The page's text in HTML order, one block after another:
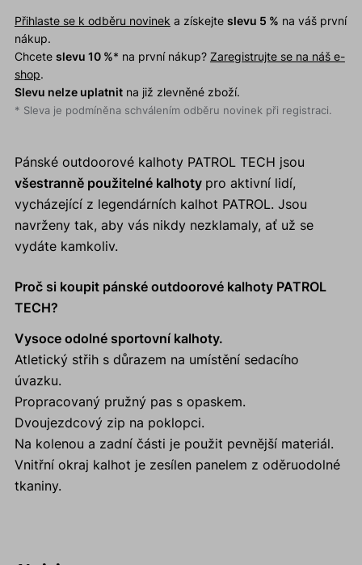
Přihlaste se k odběru novinek a získejte slevu 5 % na váš první
nákup.
Chcete slevu 10 %* na první nákup? Zaregistrujte se na náš e-
shop.
Slevu nelze uplatnitna již zlevněné zboží.
* Sleva je podmíněna schválením odběru novinek při registraci.
Pánské outdoorové kalhoty PATROL TECH jsou
všestranně použitelné kalhoty pro aktivní lidí,
vycházející z legendárních kalhot PATROL. Jsou
navrženy tak, aby vás nikdy nezklamaly, ať už se
vydáte kamkoliv.
Proč si koupit pánské outdoorové kalhoty PATROL
TECH?
Vysoce odolné sportovní kalhoty.
Atletický střih s důrazem na umístění sedacího
úvazku.
Propracovaný pružný pas s opaskem.
Dvoujezdcový zip na poklopci.
Na kolenou a zadní části je použit pevnější materiál.
Vnitřní okraj kalhot je zesílen panelem z oděruodolné
tkaniny.